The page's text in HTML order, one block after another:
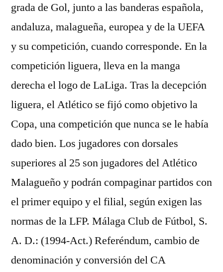
grada de Gol, junto a las banderas española,
andaluza, malagueña, europea y de la UEFA
y su competición, cuando corresponde. En la
competición liguera, lleva en la manga
derecha el logo de LaLiga. Tras la decepción
liguera, el Atlético se fijó como objetivo la
Copa, una competición que nunca se le había
dado bien. Los jugadores con dorsales
superiores al 25 son jugadores del Atlético
Malagueño y podrán compaginar partidos con
el primer equipo y el filial, según exigen las
normas de la LFP. Málaga Club de Fútbol, S.
A. D.: (1994-Act.) Referéndum, cambio de
denominación y conversión del CA